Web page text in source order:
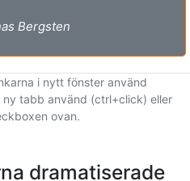
Bergsten
i nytt fönster använd
tabb använd (ctrl+click) eller
ovan.
dramatiserade